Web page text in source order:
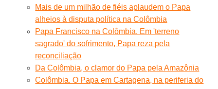
Mais de um milhão de fiéis aplaudem o Papa
alheios à disputa política na Colômbia
Papa Francisco na Colômbia. Em 'terreno
sagrado' do sofrimento, Papa reza pela
reconciliação
Da Colômbia, o clamor do Papa pela Amazônia
Colômbia. O Papa em Cartagena, na periferia do